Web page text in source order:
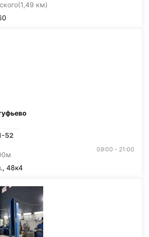
(1,49 км)
52
09:00 - 21:00
48к4